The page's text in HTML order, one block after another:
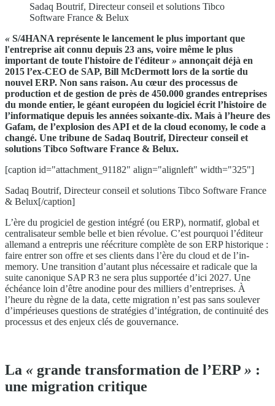
Sadaq Boutrif, Directeur conseil et solutions Tibco
Software France & Belux
« S/4HANA représente le lancement le plus important que
l'entreprise ait connu depuis 23 ans, voire même le plus
important de toute l'histoire de l'éditeur » annonçait déjà en
2015 l’ex-CEO de SAP, Bill McDermott lors de la sortie du
nouvel ERP. Non sans raison. Au cœur des processus de
production et de gestion de près de 450.000 grandes entreprises
du monde entier, le géant européen du logiciel écrit l’histoire de
l’informatique depuis les années soixante-dix. Mais à l’heure des
Gafam, de l’explosion des API et de la cloud economy, le code a
changé. Une tribune de Sadaq Boutrif, Directeur conseil et
solutions Tibco Software France & Belux.
[caption id="attachment_91182" align="alignleft" width="325"]
Sadaq Boutrif, Directeur conseil et solutions Tibco Software France
& Belux[/caption]
L’ère du progiciel de gestion intégré (ou ERP), normatif, global et
centralisateur semble belle et bien révolue. C’est pourquoi l’éditeur
allemand a entrepris une réécriture complète de son ERP historique :
faire entrer son offre et ses clients dans l’ère du cloud et de l’in-
memory. Une transition d’autant plus nécessaire et radicale que la
suite canonique SAP R3 ne sera plus supportée d’ici 2027. Une
échéance loin d’être anodine pour des milliers d’entreprises. À
l’heure du règne de la data, cette migration n’est pas sans soulever
d’impérieuses questions de stratégies d’intégration, de continuité des
processus et des enjeux clés de gouvernance.
La « grande transformation de l’ERP » :
une migration critique